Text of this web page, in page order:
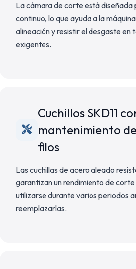
La cámara de corte está diseñada
continuo, lo que ayuda a la
alineación y resistir el desgaste en
exigentes.
Cuchillos SKD11
mantenimiento
filos
Las cuchillas de acero aleado
garantizan un rendimiento de
utilizarse durante varios periodos
reemplazarlas.